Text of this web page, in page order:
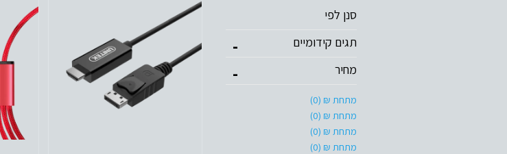
סנן לפי
תגים קידומיים
-
מחיר -
מתחת ₪ (0)
מתחת ₪ (0)
מתחת ₪ (0)
מתחת ₪ (0)